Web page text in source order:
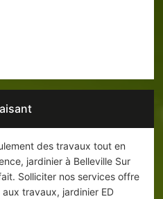
des travaux tout en
jardinier à Belleville Sur
Solliciter nos services offre
travaux, jardinier ED